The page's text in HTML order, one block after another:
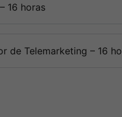
16 horas
de Telemarketing – 16